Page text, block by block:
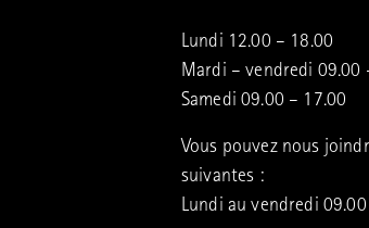
Lundi 12.00 – 18.00
Mardi – vendredi 09.00
Samedi 09.00 – 17.00
Vous pouvez nous
suivantes :
Lundi au vendredi